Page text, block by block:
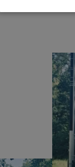
Niezbędne